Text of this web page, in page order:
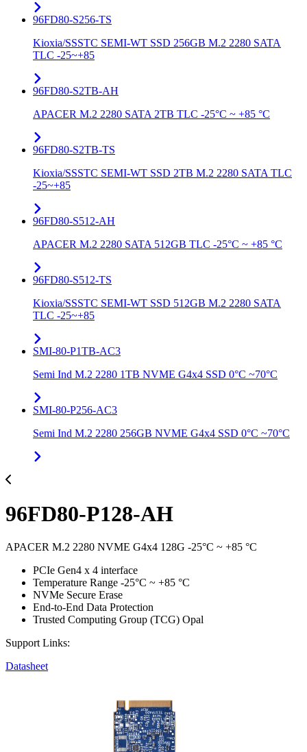
96FD80-S256-TS
Kioxia/SSSTC SEMI-WT SSD 256GB M.2 2280 SATA
TLC -25~+85
96FD80-S2TB-AH
APACER M.2 2280 SATA 2TB TLC -25°C ~ +85 °C
96FD80-S2TB-TS
Kioxia/SSSTC SEMI-WT SSD 2TB M.2 2280 SATA TLC
-25~+85
96FD80-S512-AH
APACER M.2 2280 SATA 512GB TLC -25°C ~ +85 °C
96FD80-S512-TS
Kioxia/SSSTC SEMI-WT SSD 512GB M.2 2280 SATA
TLC -25~+85
SMI-80-P1TB-AC3
Semi Ind M.2 2280 1TB NVME G4x4 SSD 0°C ~70°C
SMI-80-P256-AC3
Semi Ind M.2 2280 256GB NVME G4x4 SSD 0°C ~70°C
96FD80-P128-AH
APACER M.2 2280 NVME G4x4 128G -25°C ~ +85 °C
PCIe Gen4 x 4 interface
Temperature Range -25°C ~ +85 °C
NVMe Secure Erase
End-to-End Data Protection
Trusted Computing Group (TCG) Opal
Support Links:
Datasheet